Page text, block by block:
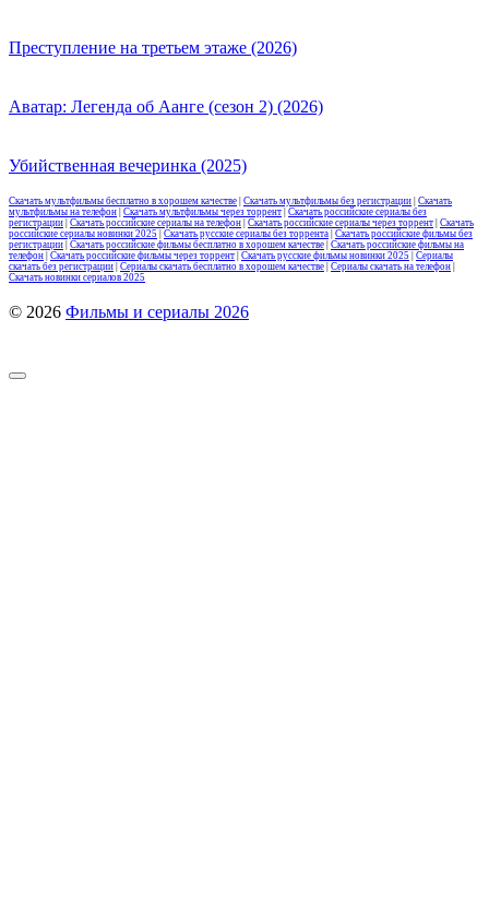
Преступление на третьем этаже (2026)
Аватар: Легенда об Аанге (сезон 2) (2026)
Убийственная вечеринка (2025)
Скачать мультфильмы бесплатно в хорошем качестве Скачать мультфильмы без регистрации Скачать
мультфильмы на телефон Скачать мультфильмы через торрент Скачать российские сериалы без
регистрации Скачать российские сериалы на телефон Скачать российские сериалы через торрент Скачать
российские сериалы новинки 2025
Скачать русские сериалы без торрента Скачать российские фильмы без
регистрации Скачать российские фильмы бесплатно в хорошем качестве Скачать российские фильмы на
телефон Скачать российские фильмы через торрент Скачать русские фильмы новинки 2025
Сериалы
скачать без регистрации Сериалы скачать бесплатно в хорошем качестве Сериалы скачать на телефон
Скачать новинки сериалов 2025
© 2026 Фильмы и сериалы 2026